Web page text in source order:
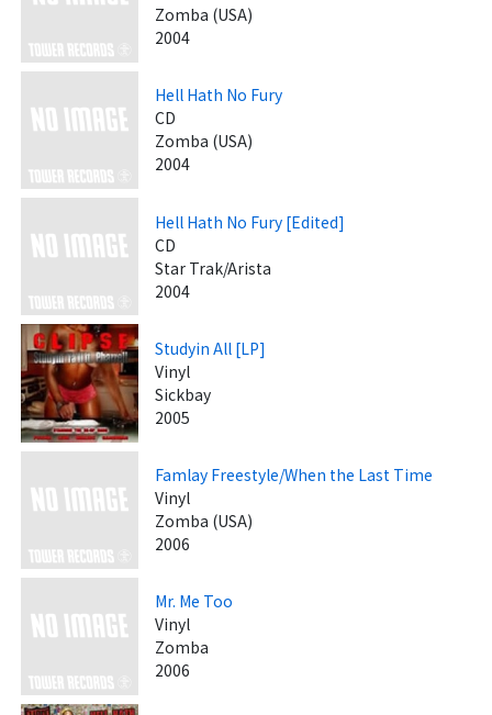
Zomba (USA)
2004
Hell Hath No Fury
CD
Zomba (USA)
2004
Hell Hath No Fury [Edited]
CD
Star Trak/Arista
2004
Studyin All [LP]
Vinyl
Sickbay
2005
Famlay Freestyle/When the Last Time
Vinyl
Zomba (USA)
2006
Mr. Me Too
Vinyl
Zomba
2006